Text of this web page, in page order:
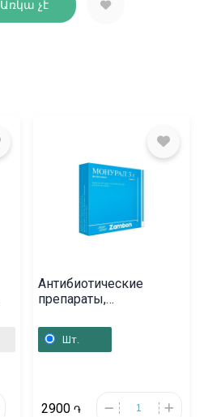
Առկա չէ
Антибиотические
препараты,
порошок «Монурал» 3г,
Իտալիա
Шт.
2900 ֏